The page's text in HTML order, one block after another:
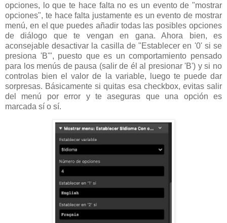
opciones, lo que te hace falta no es un evento de "mostrar
opciones", te hace falta justamente es un evento de mostrar
menú, en el que puedes añadir todas las posibles opciones
de diálogo que te vengan en gana. Ahora bien, es
aconsejable desactivar la casilla de "Establecer en '0' si se
presiona 'B'", puesto que es un comportamiento pensado
para los menús de pausa (salir de él al presionar 'B') y si no
controlas bien el valor de la variable, luego te puede dar
sorpresas. Básicamente si quitas esa checkbox, evitas salir
del menú por error y te aseguras que una opción es
marcada sí o sí.